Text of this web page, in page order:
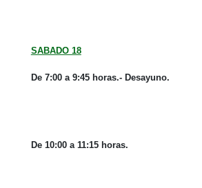
SABADO 18
De 7:00 a 9:45 horas.- Desayuno.
De 10:00 a 11:15 horas.